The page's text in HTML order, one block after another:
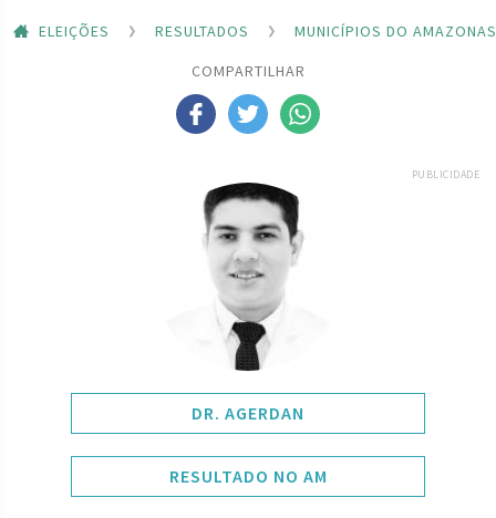
ELEIÇÕES RESULTADOS
MUNICÍPIOS DO AMAZONAS
COMPARTILHAR
PUBLICIDADE
DR. AGERDAN
RESULTADO NO AM